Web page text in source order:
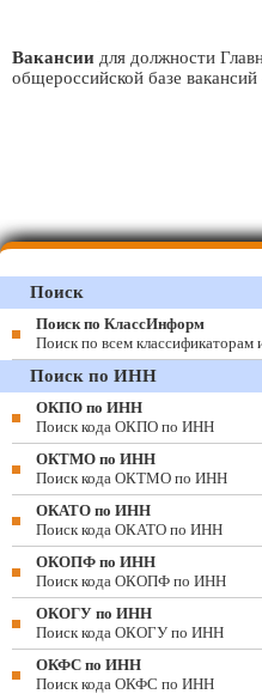
Вакансии для должности
общероссийской базе вакансий
Поиск
Поиск по КлассИнформ
Поиск по всем
Поиск по ИНН
ОКПО по ИНН
Поиск кода ОКПО по ИНН
ОКТМО по ИНН
Поиск кода ОКТМО по ИНН
ОКАТО по ИНН
Поиск кода ОКАТО по ИНН
ОКОПФ по ИНН
Поиск кода ОКОПФ по ИНН
ОКОГУ по ИНН
Поиск кода ОКОГУ по ИНН
ОКФС по ИНН
Поиск кода ОКФС по ИНН